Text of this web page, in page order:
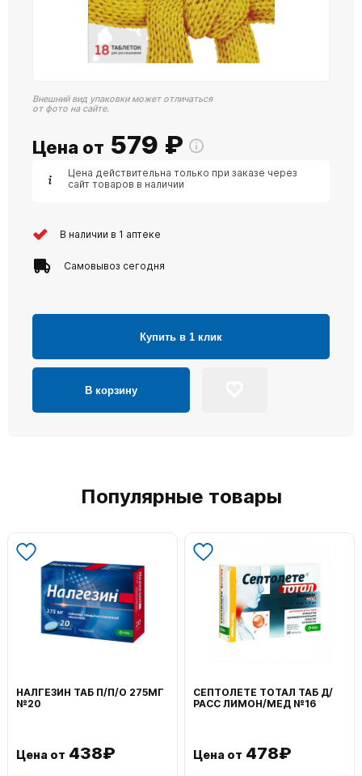
Внешний вид упаковки может отличаться
от фото на сайте.
Цена от 579 ₽
Цена действительна только при заказе через
сайт товаров в наличии
В наличии в 1 аптеке
Самовывоз сегодня
Купить в 1 клик
В корзину
Популярные товары
НАЛГЕЗИН ТАБ П/П/О 275МГ
№20
Цена от 438₽
СЕПТОЛЕТЕ ТОТАЛ ТАБ Д/
РАСС ЛИМОН/МЕД №16
Цена от 478₽